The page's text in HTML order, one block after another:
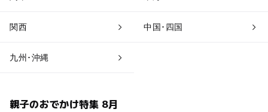
関西 中国･四国
九州･沖縄
親子のおでかけ特集 8月